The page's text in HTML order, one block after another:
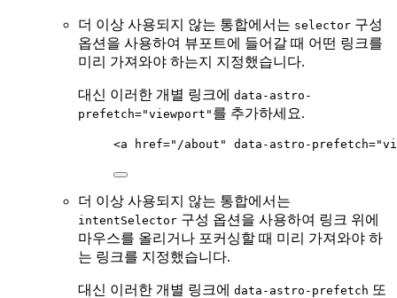
더 이상 사용되지 않는 통합에서는 selector 구성
옵션을 사용하여 뷰포트에 들어갈 때 어떤 링크를
미리 가져와야 하는지 지정했습니다.
대신 이러한 개별 링크에 data-astro-
prefetch="viewport" 를 추가하세요.
<a href=" /about " data-astro-prefetch="
더 이상 사용되지 않는 통합에서는
intentSelector 구성 옵션을 사용하여 링크 위에
마우스를 올리거나 포커싱할 때 미리 가져와야 하
는 링크를 지정했습니다.
대신 이러한 개별 링크에 data-astro-prefetch 또